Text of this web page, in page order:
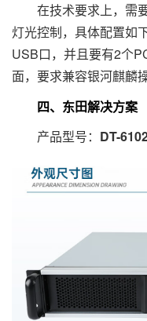
在技术要求上，需要
灯光控制，具体配置如
USB口，并且要有2个
面，要求兼容银河麒麟
四、东田解决方案
产品型号： DT-